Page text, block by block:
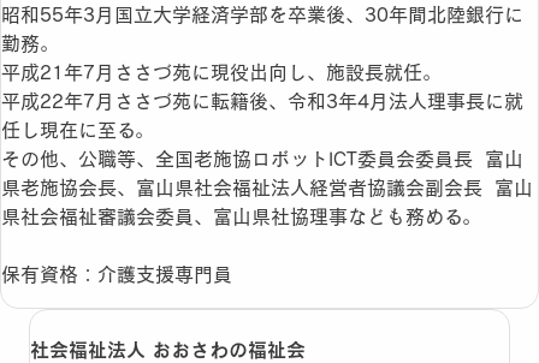
昭和55年3月国立大学経済学部を卒業後、30年間北陸銀行に
勤務。
平成21年7月ささづ苑に現役出向し、施設長就任。
平成22年7月ささづ苑に転籍後、令和3年4月法人理事長に就
任し現在に至る。
その他、公職等、全国老施協ロボットICT委員会委員長 富山
県老施協会長、富山県社会福祉法人経営者協議会副会長 富山
県社会福祉審議会委員、富山県社協理事なども務める。
保有資格：介護支援専門員
社会福祉法人 おおさわの福祉会